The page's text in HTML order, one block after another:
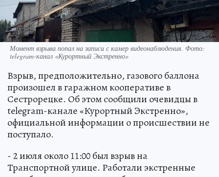
Момент взрыва попал на записи с камер видеонаблюдения. Фото:
telegram-канал «Курортный Экстренно»
Взрыв, предположительно, газового баллона
произошел в гаражном кооперативе в
Сестрорецке. Об этом сообщили очевидцы в
telegram-канале «Курортный Экстренно»,
официальной информации о происшествии не
поступало.
- 2 июля около 11:00 был взрыв на
Транспортной улице. Работали экстренные